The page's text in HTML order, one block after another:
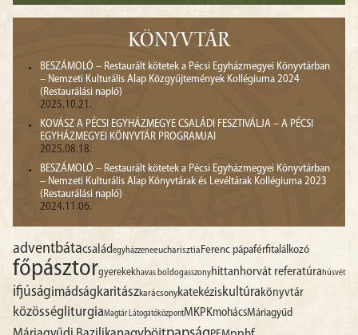
KÖNYVTÁR
BESZÁMOLÓ – Restaurált kötetek a Pécsi Egyházmegyei Könyvtárban
– Nemzeti Kulturális Alap Közgyűjtemények Kollégiuma 2024
(Restaurálási napló)
2025.10.21.
KOVÁSZ A PÉCSI EGYHÁZMEGYE CSALÁDI FESZTIVÁLJA – A PÉCSI
EGYHÁZMEGYEI KÖNYVTÁR PROGRAMJAI
2025.08.18.
BESZÁMOLÓ – Restaurált kötetek a Pécsi Egyházmegyei Könyvtárban
– Nemzeti Kulturális Alap Könyvtárak és Levéltárak Kollégiuma 2023
(Restaurálási napló)
2024.11.06.
adventbátacsaládegyházzeneeucharisztia Ferenc pápaférfitalálkozó
főpásztorgyerekekhavas boldogasszonyhittanhorvát referatúrahúsvét
ifjúságimádságkaritászkarácsonykatekéziskultúra könyvtár
közösség liturgiaMagtár LátogatóközpontMKPKmohácsMáriagyűd